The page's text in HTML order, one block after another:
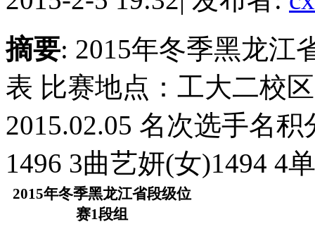
摘要: 2015年冬季黑龙江
表 比赛地点：工大二校
2015.02.05 名次选手名
1496 3曲艺妍(女)1494 4
2015年冬季黑龙江省段级位
赛1段组